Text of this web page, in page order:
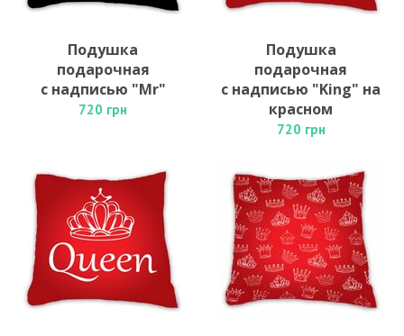
Подушка
подарочная
с надписью "Mr"
720 грн
Подушка
подарочная
с надписью "King" на
красном
720 грн